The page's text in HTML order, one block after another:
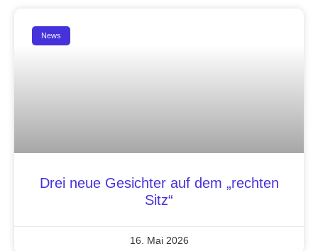
News
Drei neue Gesichter auf dem „rechten
Sitz“
16. Mai 2026